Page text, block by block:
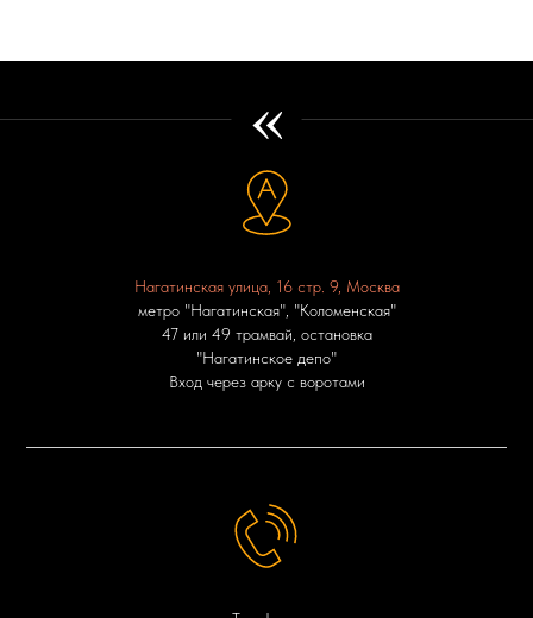
«
Нагатинская улица, 16 стр. 9, Москва
метро "Нагатинская", "Коломенская"
47 или 49 трамвай, остановка
"Нагатинское депо"
Вход через арку с воротами